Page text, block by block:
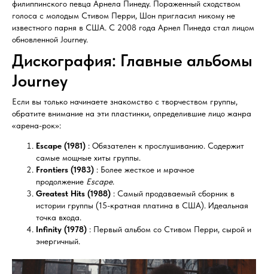
филиппинского певца Арнела Пинеду. Пораженный сходством
голоса с молодым Стивом Перри, Шон пригласил никому не
известного парня в США. С 2008 года Арнел Пинеда стал лицом
обновленной Journey.
Дискография: Главные альбомы
Journey
Если вы только начинаете знакомство с творчеством группы,
обратите внимание на эти пластинки, определившие лицо жанра
«арена-рок»:
Escape (1981) : Обязателен к прослушиванию. Содержит
самые мощные хиты группы.
Frontiers (1983) : Более жесткое и мрачное
продолжение Escape.
Greatest Hits (1988) : Самый продаваемый сборник в
истории группы (15-кратная платина в США). Идеальная
точка входа.
Infinity (1978) : Первый альбом со Стивом Перри, сырой и
энергичный.